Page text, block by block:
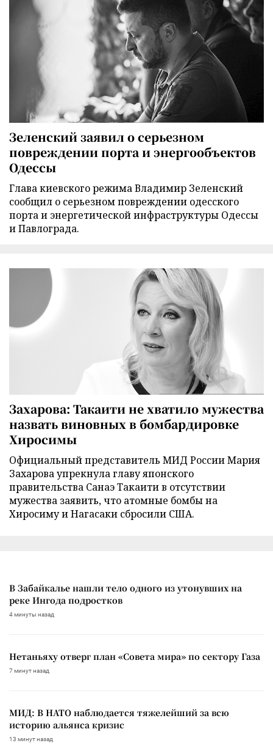
Зеленский заявил о серьезном
повреждении порта и энергообъектов
Одессы
Глава киевского режима Владимир Зеленский
сообщил о серьезном повреждении одесского
порта и энергетической инфраструктуры Одессы
и Павлограда.
Захарова: Такаити не хватило мужества
назвать виновных в бомбардировке
Хиросимы
Официальный представитель МИД России Мария
Захарова упрекнула главу японского
правительства Санаэ Такаити в отсутствии
мужества заявить, что атомные бомбы на
Хиросиму и Нагасаки сбросили США.
В Забайкалье нашли тело одного из утонувших на
реке Ингода подростков
4 минуты назад
Нетаньяху отверг план «Совета мира» по сектору Газа
7 минут назад
МИД: В НАТО наблюдается тяжелейший за всю
историю альянса кризис
13 минут назад